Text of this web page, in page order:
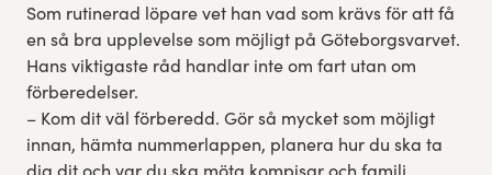
Som rutinerad löpare vet han vad som krävs för att få
en så bra upplevelse som möjligt på Göteborgsvarvet.
Hans viktigaste råd handlar inte om fart utan om
förberedelser.
– Kom dit väl förberedd. Gör så mycket som möjligt
innan, hämta nummerlappen, planera hur du ska ta